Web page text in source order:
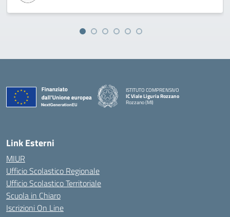
ISTITUTO COMPRENSIVO
IC Viale Liguria Rozzano
Rozzano (MI)
Link Esterni
MIUR
Ufficio Scolastico Regionale
Ufficio Scolastico Territoriale
Scuola in Chiaro
Iscrizioni On Line